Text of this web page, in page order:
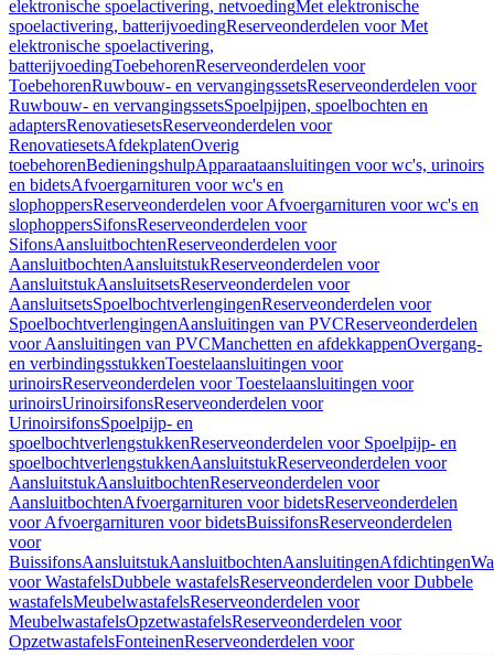
elektronische spoelactivering, netvoedingMet elektronische
spoelactivering, batterijvoedingReserveonderdelen voor Met
elektronische spoelactivering,
batterijvoedingToebehorenReserveonderdelen voor
ToebehorenRuwbouw- en vervangingssetsReserveonderdelen voor
Ruwbouw- en vervangingssetsSpoelpijpen, spoelbochten en
adaptersRenovatiesetsReserveonderdelen voor
RenovatiesetsAfdekplatenOverig
toebehorenBedieningshulpApparaataansluitingen voor wc's, urinoirs
en bidetsAfvoergarnituren voor wc's en
slophoppersReserveonderdelen voor Afvoergarnituren voor wc's en
slophoppersSifonsReserveonderdelen voor
SifonsAansluitbochtenReserveonderdelen voor
AansluitbochtenAansluitstukReserveonderdelen voor
AansluitstukAansluitsetsReserveonderdelen voor
AansluitsetsSpoelbochtverlengingenReserveonderdelen voor
SpoelbochtverlengingenAansluitingen van PVCReserveonderdelen
voor Aansluitingen van PVCManchetten en afdekkappenOvergang-
en verbindingsstukkenToestelaansluitingen voor
urinoirsReserveonderdelen voor Toestelaansluitingen voor
urinoirsUrinoirsifonsReserveonderdelen voor
UrinoirsifonsSpoelpijp- en
spoelbochtverlengstukkenReserveonderdelen voor Spoelpijp- en
spoelbochtverlengstukkenAansluitstukReserveonderdelen voor
AansluitstukAansluitbochtenReserveonderdelen voor
AansluitbochtenAfvoergarnituren voor bidetsReserveonderdelen
voor Afvoergarnituren voor bidetsBuissifonsReserveonderdelen
voor
BuissifonsAansluitstukAansluitbochtenAansluitingenAfdichtingen
voor WastafelsDubbele wastafelsReserveonderdelen voor Dubbele
wastafelsMeubelwastafelsReserveonderdelen voor
MeubelwastafelsOpzetwastafelsReserveonderdelen voor
OpzetwastafelsFonteinenReserveonderdelen voor